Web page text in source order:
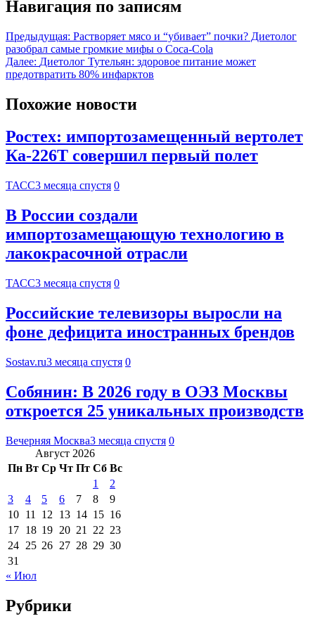
Навигация по записям
Предыдущая: Растворяет мясо и “убивает” почки? Диетолог
разобрал самые громкие мифы о Coca-Cola
Далее: Диетолог Тутельян: здоровое питание может
предотвратить 80% инфарктов
Похожие новости
Ростех: импортозамещенный вертолет
Ка-226Т совершил первый полет
ТАСС3 месяца спустя 0
В России создали
импортозамещающую технологию в
лакокрасочной отрасли
ТАСС3 месяца спустя 0
Российские телевизоры выросли на
фоне дефицита иностранных брендов
Sostav.ru3 месяца спустя 0
Собянин: В 2026 году в ОЭЗ Москвы
откроется 25 уникальных производств
Вечерняя Москва3 месяца спустя 0
Август 2026
Пн Вт Ср Чт Пт Сб Вс
1
2
3
4 5 6 7 8
9
10 11 12 13 14 15 16
17 18 19 20 21 22 23
24 25 26 27 28 29 30
31
« Июл
Рубрики